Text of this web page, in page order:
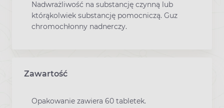
Nadwrażliwość na substancję czynną lub
którąkolwiek substancję pomocniczą. Guz
chromochłonny nadnerczy.
Zawartość
Opakowanie zawiera 60 tabletek.